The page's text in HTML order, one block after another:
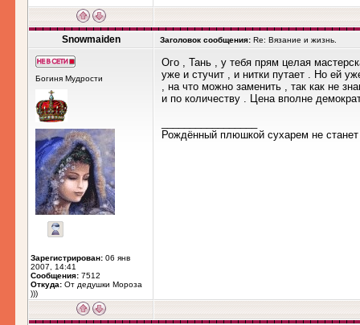
Snowmaiden Заголовок сообщения: Re: Вязание и жизнь.
Богиня Мудрости
Зарегистрирован: 06 янв
2007, 14:41
Сообщения: 7512
Откуда: От дедушки Мороза
)))
Ого , Тань , у тебя прям целая
уже и стучит , и нитки путает . Но ей
, на что можно заменить , так как не
и по количеству . Цена вполне
Рождённый плюшкой сухарем не